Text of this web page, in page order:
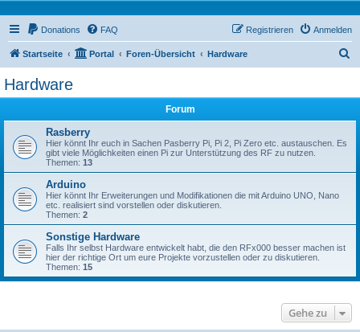
Donations FAQ Anmelden
Registrieren
Startseite Portal Foren-Übersicht Hardware
Hardware
Forum
Rasberry
Hier könnt Ihr euch in Sachen Pasberry Pi, Pi 2, Pi Zero etc. austauschen. Es
gibt viele Möglichkeiten einen Pi zur Unterstützung des RF zu nutzen.
Themen: 13
Arduino
Hier könnt Ihr Erweiterungen und Modifikationen die mit Arduino UNO, Nano
etc. realisiert sind vorstellen oder diskutieren.
Themen: 2
Sonstige Hardware
Falls Ihr selbst Hardware entwickelt habt, die den RFx000 besser machen ist
hier der richtige Ort um eure Projekte vorzustellen oder zu diskutieren.
Themen: 15
Gehe zu